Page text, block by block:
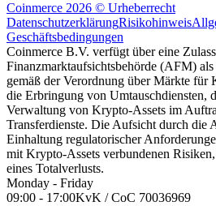
Coinmerce 2026 © Urheberrecht
DatenschutzerklärungRisikohinweis
Geschäftsbedingungen
Coinmerce B.V. verfügt über eine
Finanzmarktaufsichtsbehörde (AFM)
gemäß der Verordnung über Märkte
die Erbringung von Umtauschdiensten,
Verwaltung von Krypto-Assets im
Transferdienste. Die Aufsicht durch die
Einhaltung regulatorischer
mit Krypto-Assets verbundenen
eines Totalverlusts.
Monday - Friday
09:00 - 17:00KvK / CoC 70036969